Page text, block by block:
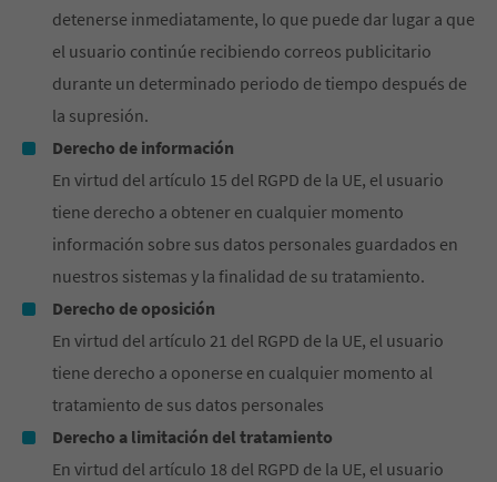
detenerse inmediatamente, lo que puede dar lugar a que
el usuario continúe recibiendo correos publicitario
durante un determinado periodo de tiempo después de
la supresión.
Derecho de información
En virtud del artículo 15 del RGPD de la UE, el usuario
tiene derecho a obtener en cualquier momento
información sobre sus datos personales guardados en
nuestros sistemas y la finalidad de su tratamiento.
Derecho de oposición
En virtud del artículo 21 del RGPD de la UE, el usuario
tiene derecho a oponerse en cualquier momento al
tratamiento de sus datos personales
Derecho a limitación del tratamiento
En virtud del artículo 18 del RGPD de la UE, el usuario